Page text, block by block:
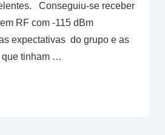
Conseguiu-se receber
RF com -115 dBm
expectativas do grupo e as
que tinham …